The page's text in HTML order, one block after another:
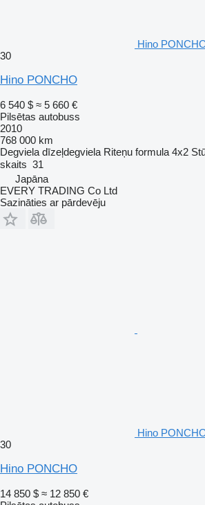
Hino
30
Hino PONCHO
6 540 $ ≈ 5 660 €
Pilsētas autobuss
2010
768 000 km
Degviela dīzeļdegviela Riteņu formula 4x2
skaits 31
Japāna
EVERY TRADING Co Ltd
Sazināties ar pārdevēju
Hino
30
Hino PONCHO
14 850 $ ≈ 12 850 €